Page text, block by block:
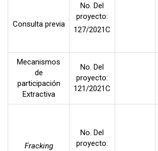
Consulta previa
No. Del
proyecto:
127/2021C
Mecanismos
de
participación
Extractiva
No. Del
proyecto:
121/2021C
Fracking
No. Del
proyecto: